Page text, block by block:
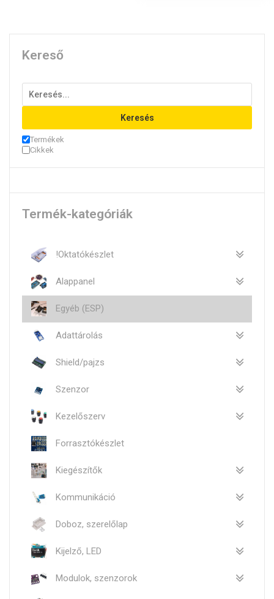
Kereső
Keresés
Termékek
Cikkek
Termék-kategóriák
!Oktatókészlet
Alappanel
Egyéb (ESP)
Adattárolás
Shield/pajzs
Szenzor
Kezelőszerv
Forrasztókészlet
Kiegészítők
Kommunikáció
Doboz, szerelőlap
Kijelző, LED
Modulok, szenzorok